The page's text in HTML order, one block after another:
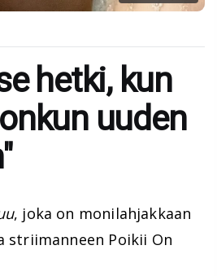
hetki, kun
uuden
, joka on monilahjakkaan
striimanneen Poikii On